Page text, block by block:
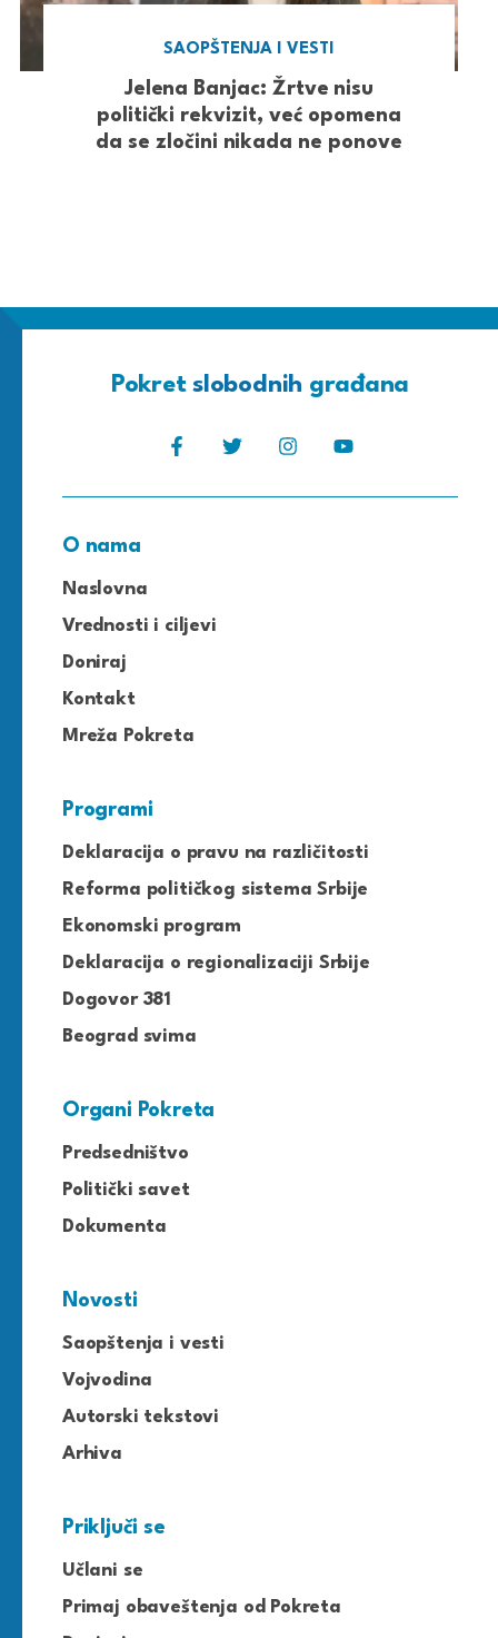
SAOPŠTENJA I VESTI
Jelena Banjac: Žrtve nisu
politički rekvizit, već opomena
da se zločini nikada ne ponove
Pokretslobodnih građana
O nama
Naslovna
Vrednosti i ciljevi
Doniraj
Kontakt
Mreža Pokreta
Programi
Deklaracija o pravu na različitosti
Reforma političkog sistema Srbije
Ekonomski program
Deklaracija o regionalizaciji Srbije
Dogovor 381
Beograd svima
Organi Pokreta
Predsedništvo
Politički savet
Dokumenta
Novosti
Saopštenja i vesti
Vojvodina
Autorski tekstovi
Arhiva
Priključi se
Učlani se
Primaj obaveštenja od Pokreta